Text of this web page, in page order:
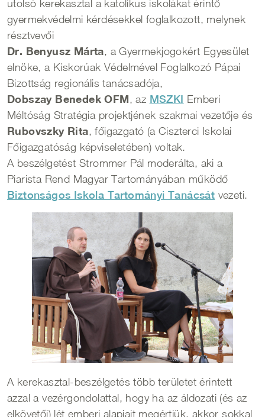
utolsó kerekasztal a katolikus iskolákat érintő
gyermekvédelmi kérdésekkel foglalkozott, melynek
résztvevői
Dr. Benyusz Márta, a Gyermekjogokért Egyesület
elnöke, a Kiskorúak Védelmével Foglalkozó Pápai
Bizottság regionális tanácsadója,
Dobszay Benedek OFM, az MSZKI Emberi
Méltóság Stratégia projektjének szakmai vezetője és
Rubovszky Rita, főigazgató (a Ciszterci Iskolai
Főigazgatóság képviseletében) voltak.
A beszélgetést Strommer Pál moderálta, aki a
Piarista Rend Magyar Tartományában működő
Biztonságos Iskola Tartományi Tanácsát vezeti.
A kerekasztal-beszélgetés több területet érintett
azzal a vezérgondolattal, hogy ha az áldozati (és az
elkövetői) lét emberi alapjait megértjük, akkor sokkal